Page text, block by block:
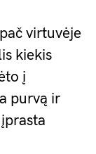
virtuvėje
kiekis
į
purvą ir